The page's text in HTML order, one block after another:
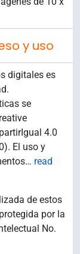
y uso
digitales es
se
4.0
El uso y
… read
de estos
por la
No.